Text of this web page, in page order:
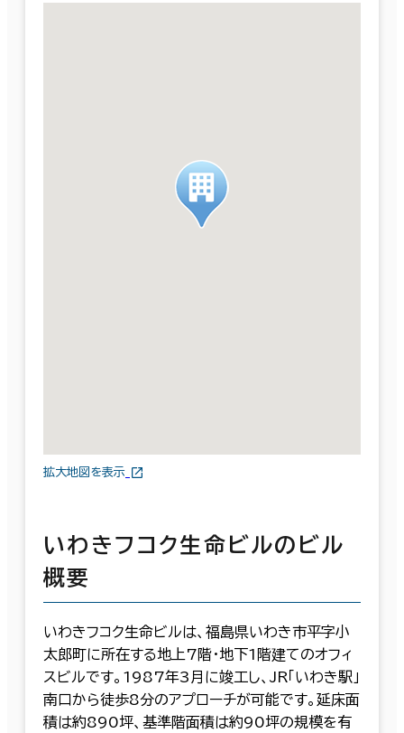
拡大地図を表示
いわきフコク生命ビルのビル
概要
いわきフコク生命ビルは、福島県いわき市平字小
太郎町に所在する地上7階・地下1階建てのオフィ
スビルです。1987年3月に竣工し、JR「いわき駅」
南口から徒歩8分のアプローチが可能です。延床面
積は約890坪、基準階面積は約90坪の規模を有